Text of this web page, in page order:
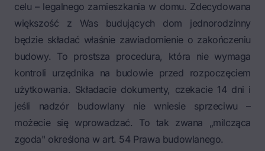
celu – legalnego zamieszkania w domu. Zdecydowana
większość z Was budujących dom jednorodzinny
będzie składać właśnie zawiadomienie o zakończeniu
budowy. To prostsza procedura, która nie wymaga
kontroli urzędnika na budowie przed rozpoczęciem
użytkowania. Składacie dokumenty, czekacie 14 dni i
jeśli nadzór budowlany nie wniesie sprzeciwu –
możecie się wprowadzać. To tak zwana „milcząca
zgoda" określona w art. 54 Prawa budowlanego.